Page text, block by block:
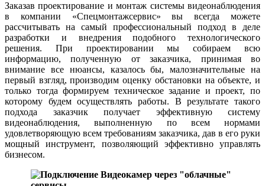
Заказав проектирование и монтаж системы видеонаблюдения
в компании «Спецмонтажсервис» вы всегда можете
рассчитывать на самый профессиональный подход в деле
разработки и внедрения подобного технологического
решения. При проектировании мы собираем всю
информацию, полученную от заказчика, принимая во
внимание все нюансы, казалось бы, малозначительные на
первый взгляд, производим оценку обстановки на объекте, и
только тогда формируем техническое задание и проект, по
которому будем осуществлять работы. В результате такого
подхода заказчик получает эффективную систему
видеонаблюдения, выполненную по всем нормами
удовлетворяющую всем требованиям заказчика, дав в его руки
мощный инструмент, позволяющий эффективно управлять
бизнесом.